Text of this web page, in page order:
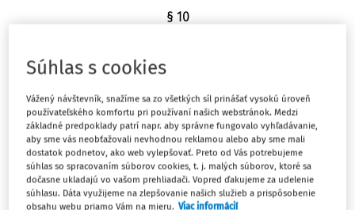
§ 10
§ 11
Zrušený od 1.4.1964
§ 12
Zrušený od 1.1.1966
Súhlas s cookies
Vážený návštevník, snažíme sa zo všetkých síl prinášať vysokú úroveň
používateľského komfortu pri používaní našich webstránok. Medzi
základné predpoklady patrí napr. aby správne fungovalo vyhľadávanie,
aby sme vás neobťažovali nevhodnou reklamou alebo aby sme mali
dostatok podnetov, ako web vylepšovať. Preto od Vás potrebujeme
súhlas so spracovaním súborov cookies, t. j. malých súborov, ktoré sa
dočasne ukladajú vo vašom prehliadači. Vopred ďakujeme za udelenie
súhlasu. Dáta využijeme na zlepšovanie našich služieb a prispôsobenie
obsahu webu priamo Vám na mieru. Viac informácií